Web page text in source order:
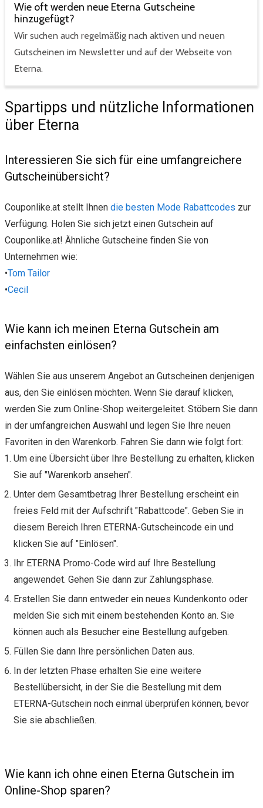
Wie oft werden neue Eterna Gutscheine
hinzugefügt?
Wir suchen auch regelmäßig nach aktiven und neuen
Gutscheinen im Newsletter und auf der Webseite von
Eterna.
Spartipps und nützliche Informationen
über Eterna
Interessieren Sie sich für eine umfangreichere
Gutscheinübersicht?
Couponlike.at stellt Ihnen die besten Mode Rabattcodes zur
Verfügung. Holen Sie sich jetzt einen Gutschein auf
Couponlike.at! Ähnliche Gutscheine finden Sie von
Unternehmen wie:
•Tom Tailor
•Cecil
Wie kann ich meinen Eterna Gutschein am
einfachsten einlösen?
Wählen Sie aus unserem Angebot an Gutscheinen denjenigen
aus, den Sie einlösen möchten. Wenn Sie darauf klicken,
werden Sie zum Online-Shop weitergeleitet. Stöbern Sie dann
in der umfangreichen Auswahl und legen Sie Ihre neuen
Favoriten in den Warenkorb. Fahren Sie dann wie folgt fort:
Um eine Übersicht über Ihre Bestellung zu erhalten, klicken
Sie auf "Warenkorb ansehen".
Unter dem Gesamtbetrag Ihrer Bestellung erscheint ein
freies Feld mit der Aufschrift "Rabattcode". Geben Sie in
diesem Bereich Ihren ETERNA-Gutscheincode ein und
klicken Sie auf "Einlösen".
Ihr ETERNA Promo-Code wird auf Ihre Bestellung
angewendet. Gehen Sie dann zur Zahlungsphase.
Erstellen Sie dann entweder ein neues Kundenkonto oder
melden Sie sich mit einem bestehenden Konto an. Sie
können auch als Besucher eine Bestellung aufgeben.
Füllen Sie dann Ihre persönlichen Daten aus.
In der letzten Phase erhalten Sie eine weitere
Bestellübersicht, in der Sie die Bestellung mit dem
ETERNA-Gutschein noch einmal überprüfen können, bevor
Sie sie abschließen.
Wie kann ich ohne einen Eterna Gutschein im
Online-Shop sparen?